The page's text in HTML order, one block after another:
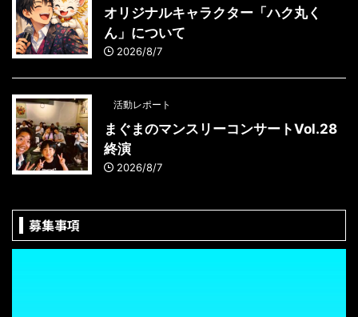
オリジナルキャラクター「ハク丸く
ん」について
2026/8/7
活動レポート
まぐまのマンスリーコンサートVol.28
終演
2026/8/7
募集事項